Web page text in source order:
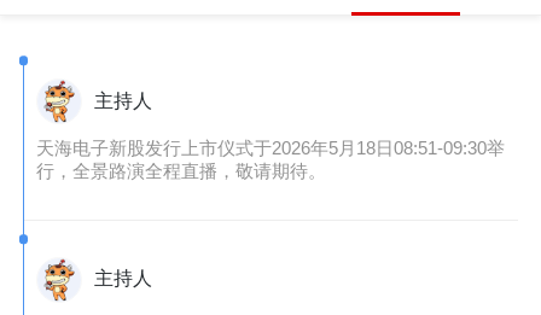
主持人
天海电子新股发行上市仪式于2026年5月18日08:51-09:30举
行，全景路演全程直播，敬请期待。
主持人